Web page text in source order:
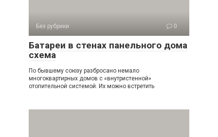
Без рубрики 0
Батареи в стенах панельного дома
схема
По бывшему союзу разбросано немало
многоквартирных домов с «внутристенной»
отопительной системой. Их можно встретить